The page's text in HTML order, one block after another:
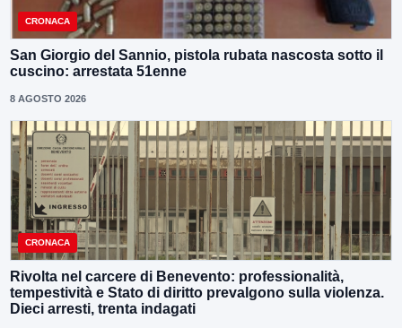
CRONACA
San Giorgio del Sannio, pistola rubata nascosta sotto il
cuscino: arrestata 51enne
8 AGOSTO 2026
CRONACA
Rivolta nel carcere di Benevento: professionalità,
tempestività e Stato di diritto prevalgono sulla violenza.
Dieci arresti, trenta indagati